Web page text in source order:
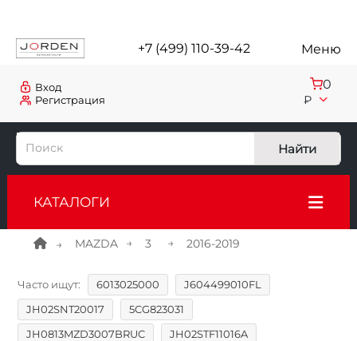
+7 (499) 110-39-42 Меню
Регистрация
Вход 0
₽
Найти
КАТАЛОГИ
MAZDA 3 2016-2019
Часто ищут: 6013025000
J604499010FL
JH02SNT20017
5CG823031
JH0813MZD3007BRUC
JH02STF11016A